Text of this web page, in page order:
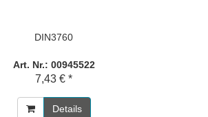
DIN3760
Art. Nr.: 00945522
7,43 € *
Details